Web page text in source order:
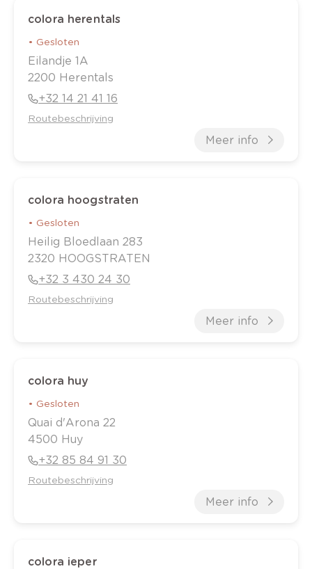
colora herentals
• Gesloten
Eilandje 1A
2200 Herentals
+32 14 21 41 16
Routebeschrijving
Meer info
colora hoogstraten
• Gesloten
Heilig Bloedlaan 283
2320 HOOGSTRATEN
+32 3 430 24 30
Routebeschrijving
Meer info
colora huy
• Gesloten
Quai d'Arona 22
4500 Huy
+32 85 84 91 30
Routebeschrijving
Meer info
colora ieper